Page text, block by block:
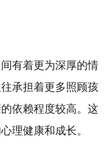
有着更为深厚的情
承担着更多照顾孩
依赖程度较高。这
理健康和成长。